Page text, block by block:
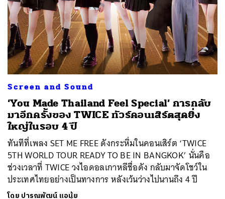
Screen and Sound
‘You Made Thailand Feel Special’ การกลับ
มาอีกครั้งของ TWICE ทัวร์คอนเสิร์ตสุดยิ่ง
ใหญ่ในรอบ 4 ปี
ทันทีที่เพลง SET ME FREE ดังกระหึ่มในคอนเสิร์ต ‘TWICE
5TH WORLD TOUR READY TO BE IN BANGKOK’ นั่นคือ
ช่วงเวลาที่ TWICE วงไอดอลเกาหลีชื่อดัง กลับมาจัดโชว์ใน
ประเทศไทยอย่างเป็นทางการ หลังเว้นว่างไปนานถึง 4 ปี
โดย ปารณพัฒน์ แอนุ้ย